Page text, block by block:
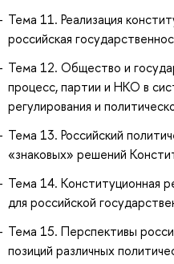
Тема 11. Реализация
российская
Тема 12. Общество и
процесс, партии и НКО в
регулирования и
Тема 13. Российский
«знаковых» решений
Тема 14. Конституционная
для российской
Тема 15. Перспективы
позиций различных